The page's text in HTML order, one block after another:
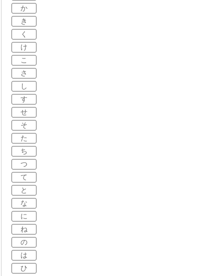
か
き
く
け
こ
さ
し
す
せ
そ
た
ち
つ
て
と
な
に
ね
の
は
ひ